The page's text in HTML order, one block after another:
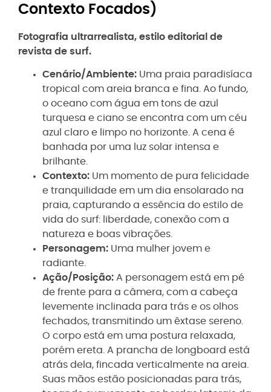
Contexto Focados)
Fotografia ultrarrealista, estilo editorial de
revista de surf.
Cenário/Ambiente: Uma praia paradisíaca
tropical com areia branca e fina. Ao fundo,
o oceano com água em tons de azul
turquesa e ciano se encontra com um céu
azul claro e limpo no horizonte. A cena é
banhada por uma luz solar intensa e
brilhante.
Contexto: Um momento de pura felicidade
e tranquilidade em um dia ensolarado na
praia, capturando a essência do estilo de
vida do surf: liberdade, conexão com a
natureza e boas vibrações.
Personagem: Uma mulher jovem e
radiante.
Ação/Posição: A personagem está em pé
de frente para a câmera, com a cabeça
levemente inclinada para trás e os olhos
fechados, transmitindo um êxtase sereno.
O corpo está em uma postura relaxada,
porém ereta. A prancha de longboard está
atrás dela, fincada verticalmente na areia.
Suas mãos estão posicionadas para trás,